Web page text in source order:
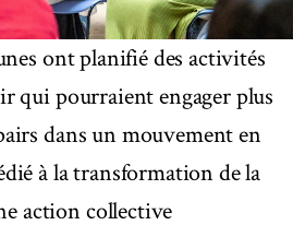
ont planifié des activités
qui pourraient engager plus
dans un mouvement en
à la transformation de la
action collective